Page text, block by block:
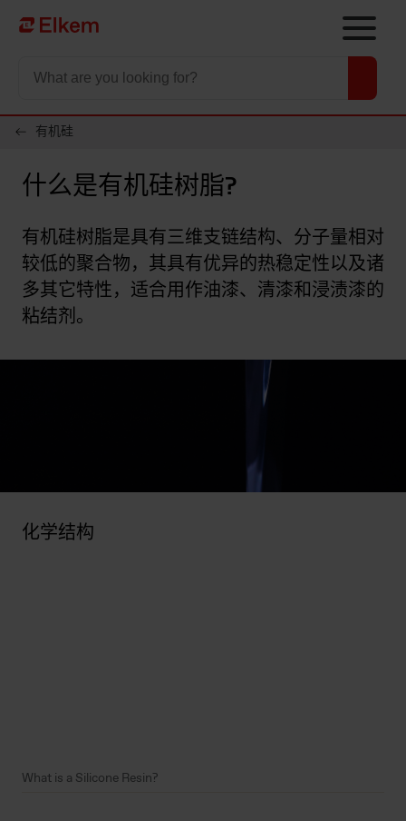
Skip to main content
To start page
有机硅
什么是有机硅树脂?
有机硅树脂是具有三维支链结构、分子量相对
较低的聚合物，其具有优异的热稳定性以及诸
多其它特性，适合用作油漆、清漆和浸渍漆的
粘结剂。
化学结构
What is a Silicone Resin?